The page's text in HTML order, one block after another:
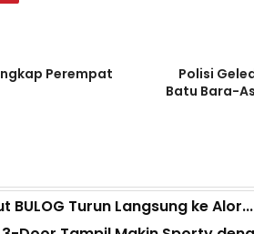
Perempat
Polisi
Batu Bara-
Turun Langsung ke Alor...